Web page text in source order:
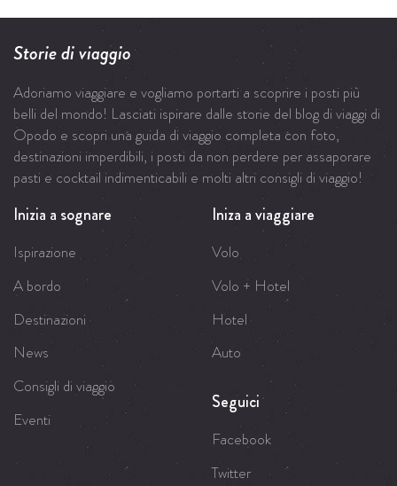
Storie di viaggio
Adoriamo viaggiare e vogliamo portarti a scoprire i posti più
belli del mondo! Lasciati ispirare dalle storie del blog di viaggi di
Opodo e scopri una guida di viaggio completa con foto,
destinazioni imperdibili, i posti da non perdere per assaporare
pasti e cocktail indimenticabili e molti altri consigli di viaggio!
Inizia a sognare
Ispirazione
A bordo
Destinazioni
News
Consigli di viaggio
Eventi
Iniza a viaggiare
Volo
Volo + Hotel
Hotel
Auto
Seguici
Facebook
Twitter